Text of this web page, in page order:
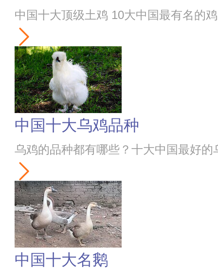
中国十大顶级土鸡 10大中国最有名的
中国十大乌鸡品种
乌鸡的品种都有哪些？十大中国最好的
中国十大名鹅